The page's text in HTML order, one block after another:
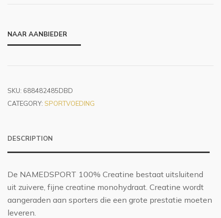
NAAR AANBIEDER
SKU: 688482485DBD
CATEGORY: SPORTVOEDING
DESCRIPTION
De NAMEDSPORT 100% Creatine bestaat uitsluitend
uit zuivere, fijne creatine monohydraat. Creatine wordt
aangeraden aan sporters die een grote prestatie moeten
leveren.